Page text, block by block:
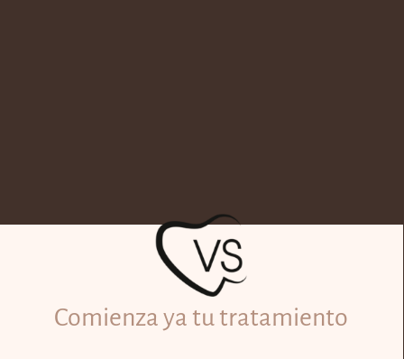
Comienza ya tu tratamiento